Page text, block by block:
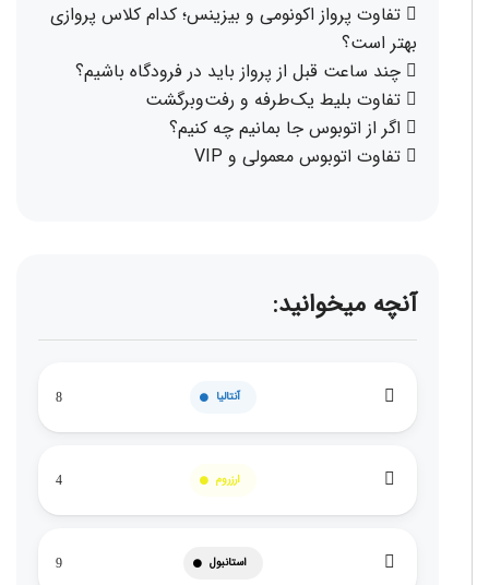
تفاوت پرواز اکونومی و بیزینس؛ کدام کلاس پروازی
بهتر است؟
چند ساعت قبل از پرواز باید در فرودگاه باشیم؟
تفاوت بلیط یک‌طرفه و رفت‌وبرگشت
اگر از اتوبوس جا بمانیم چه کنیم؟
تفاوت اتوبوس معمولی و VIP
آنچه میخوانید:
آنتالیا 8
ارزروم 4
استانبول 9